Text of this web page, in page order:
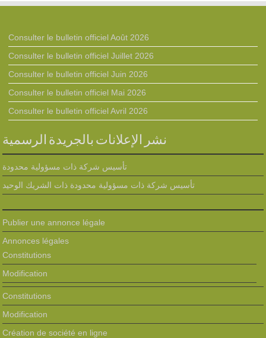
Consulter le bulletin officiel Août 2026
Consulter le bulletin officiel Juillet 2026
Consulter le bulletin officiel Juin 2026
Consulter le bulletin officiel Mai 2026
Consulter le bulletin officiel Avril 2026
نشر الإعلانات بالجريدة الرسمية
تأسيس شركة ذات مسؤولية محدودة
تأسيس شركة ذات مسؤولية محدودة ذات الشريك الوحيد
Publier une annonce légale
Annonces légales
Constitutions
Modification
Constitutions
Modification
Création de société en ligne